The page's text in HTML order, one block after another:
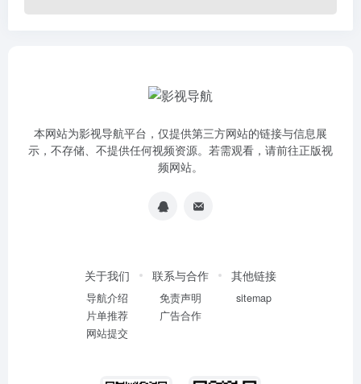
本网站为影视导航平台，仅提供第三方网站的链接与信息展
示，不存储、不提供任何视频资源。若需观看，请前往正版视
频网站。
关于我们
导航介绍
片单推荐
网站提交
联系与合作
免责声明
广告合作
其他链接
sitemap